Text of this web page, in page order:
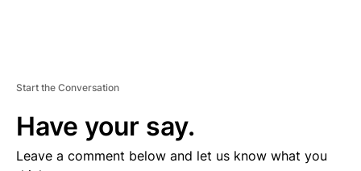
Start the Conversation
Have your say.
Leave a comment below and let us know what you